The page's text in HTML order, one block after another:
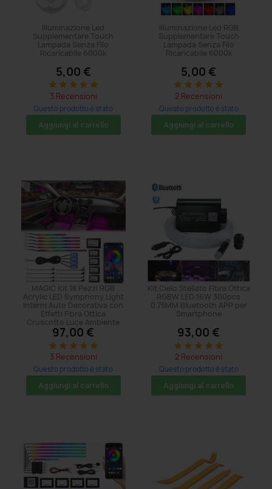
Illuminazione Led
Supplementare Touch
Lampada Senza Filo
Ricaricabile 6000k
5,00 €
star star star star star
3 Recensioni
Questo prodotto è stato
acquistato: 110 volte
Aggiungi al carrello
Illuminazione Led RGB
Supplementare Touch
Lampada Senza Filo
Ricaricabile 6000k
5,00 €
star star star star star
2 Recensioni
Questo prodotto è stato
acquistato: 152 volte
Aggiungi al carrello
MAGIC Kit 18 Pezzi RGB
Acrylic LED Symphony Light
Interni Auto Decorativa con
Effetti Fibra Ottica
Cruscotto Luce Ambiente
97,00 €
star star star star star
3 Recensioni
Questo prodotto è stato
acquistato: 374 volte
Aggiungi al carrello
Kit Cielo Stellato Fibra Ottica
RGBW LED 16W 300pcs
0.75MM Bluetooth APP per
Smartphone
93,00 €
star star star star star
2 Recensioni
Questo prodotto è stato
acquistato: 41 volte
Aggiungi al carrello